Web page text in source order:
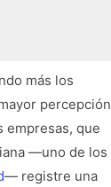
más los
percepción
empresas, que
—uno de los
— registre una